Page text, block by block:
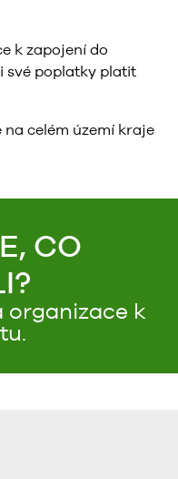
k zapojení do
své poplatky platit
na celém území kraje
CO
organizace k